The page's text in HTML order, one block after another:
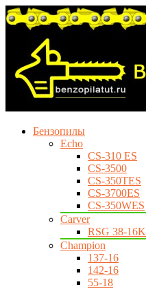
Бензопилы
Echo
CS-310 ES
CS-3500
CS-350TES
CS-3700ES
CS-350WES
Carver
RSG 38-16K
Champion
137-16
142-16
55-18